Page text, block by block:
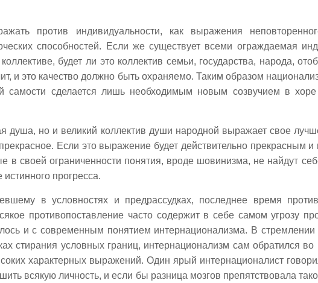
против индивидуальности, как выражения
способностей. Если же существует всеми ограждаемая
будет ли это коллектив семьи, государства, народа,
и это качество должно быть охраняемо. Таким образом
самости сделается лишь необходимым новым созвучием в
душа, но и великий коллектив души народной выражает свое
Если это выражение будет действительно прекрасным
в своей ограниченности понятия, вроде шовинизма, не найдут
прогресса.
в условностях и предрассудках, последнее время
противопоставление часто содержит в себе самом угрозу
и с современным понятием интернационализма. В стремлении
стирания условных границ, интернационализм сам обратился во
характерных выражений. Один ярый интернационалист
всякую личность, и если бы разница мозгов препятствовала